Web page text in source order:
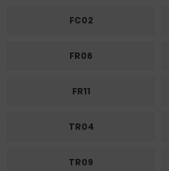
FC02
FR06
FR11
TR04
TR09